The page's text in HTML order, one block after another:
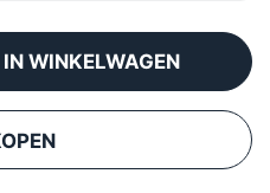
IN WINKELWAGEN